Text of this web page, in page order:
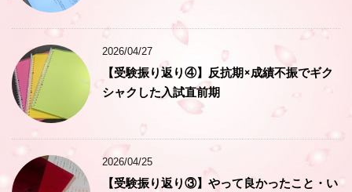
2026/04/27
【受験振り返り④】反抗期×成績不振でギク
シャクした入試直前期
2026/04/25
【受験振り返り③】やって良かったこと・い